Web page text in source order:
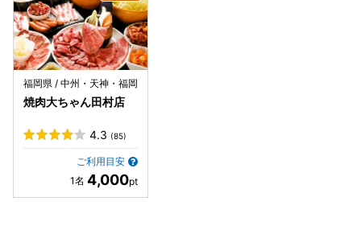
福岡県 / 中州・天神・福岡
焼肉大ちゃん田村店
4.3 (85)
ご利用目安
4,000